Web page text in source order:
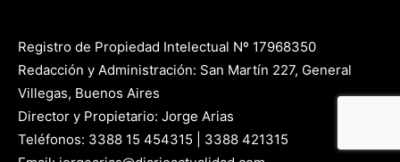
Registro de Propiedad Intelectual Nº 17968350
Redacción y Administración: San Martín 227, General
Villegas, Buenos Aires
Director y Propietario: Jorge Arias
Teléfonos: 3388 15 454315 | 3388 421315